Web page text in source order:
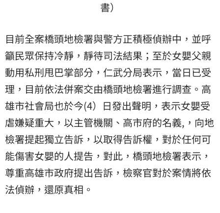
書）
目前全案橋頭地檢署與警方正積極偵辦中，並呼
籲民眾保持冷靜，靜待司法結果；至於女嬰父親
動用私刑甩巴掌部分，仁武分局表示，當日已受
理，目前依法併案交由橋頭地檢署進行調查。高
雄市社會局也於今(4）日發出聲明，表示女嬰受
虐嫌疑重大，以主管機關、高市府的名義,，向地
檢署提起獨立告訴，以取得告訴權，對於任何可
能傷害女嬰的人提告，對此，橋頭地檢署表示，
尊重高雄市政府提出告訴，檢察官對於案情將依
法偵辦，還原真相。